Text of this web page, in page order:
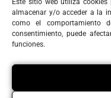
Este sitio web utiliza
almacenar y/o acceder a la
como el comportamiento
consentimiento, puede
funciones.
Copyright © La